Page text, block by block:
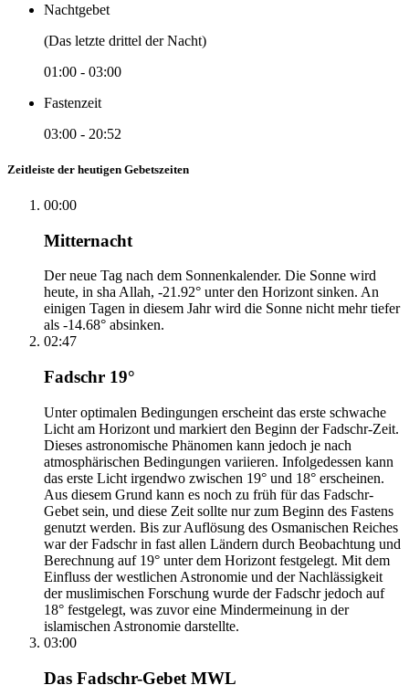
Nachtgebet
(Das letzte drittel der Nacht)
01:00 - 03:00
Fastenzeit
03:00 - 20:52
Zeitleiste der heutigen Gebetszeiten
00:00
Mitternacht
Der neue Tag nach dem Sonnenkalender. Die Sonne wird
heute, in sha Allah, -21.92° unter den Horizont sinken. An
einigen Tagen in diesem Jahr wird die Sonne nicht mehr tiefer
als -14.68° absinken.
02:47
Fadschr 19°
Unter optimalen Bedingungen erscheint das erste schwache
Licht am Horizont und markiert den Beginn der Fadschr-Zeit.
Dieses astronomische Phänomen kann jedoch je nach
atmosphärischen Bedingungen variieren. Infolgedessen kann
das erste Licht irgendwo zwischen 19° und 18° erscheinen.
Aus diesem Grund kann es noch zu früh für das Fadschr-
Gebet sein, und diese Zeit sollte nur zum Beginn des Fastens
genutzt werden. Bis zur Auflösung des Osmanischen Reiches
war der Fadschr in fast allen Ländern durch Beobachtung und
Berechnung auf 19° unter dem Horizont festgelegt. Mit dem
Einfluss der westlichen Astronomie und der Nachlässigkeit
der muslimischen Forschung wurde der Fadschr jedoch auf
18° festgelegt, was zuvor eine Mindermeinung in der
islamischen Astronomie darstellte.
03:00
Das Fadschr-Gebet MWL